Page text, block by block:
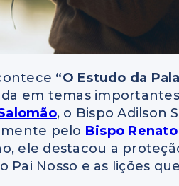
“O Estudo da
em temas
, o Bispo Adilson
pelo Bispo
ele destacou a
Pai Nosso e as lições